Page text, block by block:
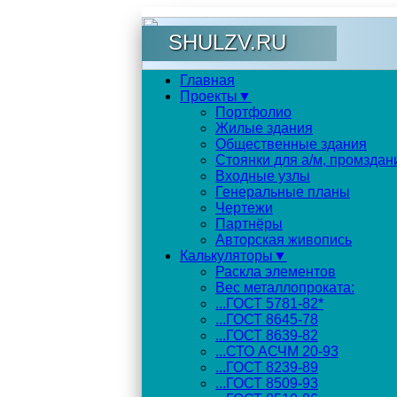
SHULZV.RU
Главная
Проекты▼
Портфолио
Жилые здания
Общественные здания
Стоянки для а/м,
Входные узлы
Генеральные планы
Чертежи
Партнёры
Авторская живопись
Калькуляторы▼
Раскла элементов
Вес металлопроката:
...ГОСТ 5781-82*
...ГОСТ 8645-78
...ГОСТ 8639-82
...СТО АСЧМ 20-93
...ГОСТ 8239-89
...ГОСТ 8509-93